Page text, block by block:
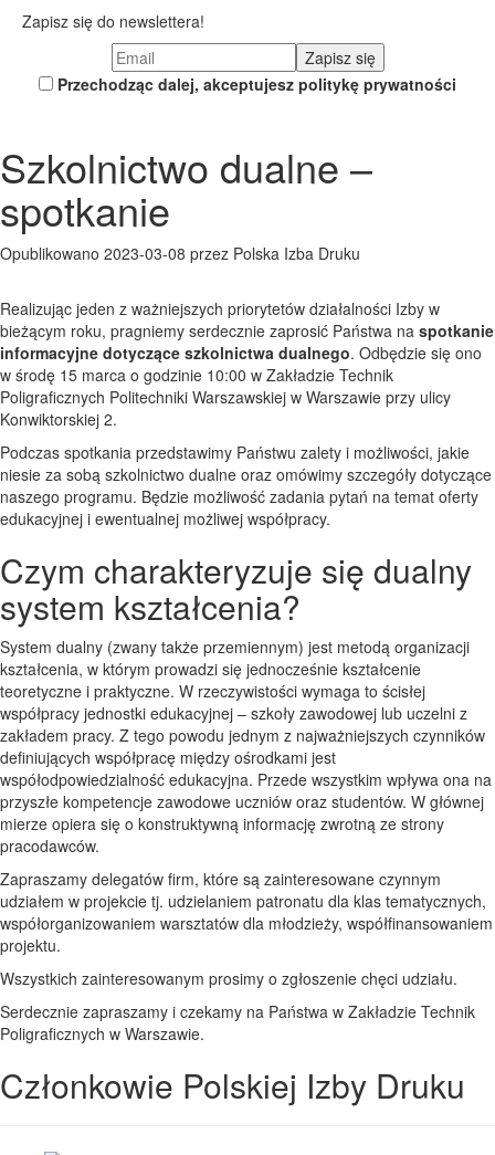
Zapisz się do newslettera!
Przechodząc dalej, akceptujesz politykę prywatności
Szkolnictwo dualne –
spotkanie
Opublikowano 2023-03-08 przez Polska Izba Druku
Realizując jeden z ważniejszych priorytetów działalności Izby w
bieżącym roku, pragniemy serdecznie zaprosić Państwa na spotkanie
informacyjne dotyczące szkolnictwa dualnego. Odbędzie się ono
w środę 15 marca o godzinie 10:00 w Zakładzie Technik
Poligraficznych Politechniki Warszawskiej w Warszawie przy ulicy
Konwiktorskiej 2.
Podczas spotkania przedstawimy Państwu zalety i możliwości, jakie
niesie za sobą szkolnictwo dualne oraz omówimy szczegóły dotyczące
naszego programu. Będzie możliwość zadania pytań na temat oferty
edukacyjnej i ewentualnej możliwej współpracy.
Czym charakteryzuje się dualny
system kształcenia?
System dualny (zwany także przemiennym) jest metodą organizacji
kształcenia, w którym prowadzi się jednocześnie kształcenie
teoretyczne i praktyczne. W rzeczywistości wymaga to ścisłej
współpracy jednostki edukacyjnej – szkoły zawodowej lub uczelni z
zakładem pracy. Z tego powodu jednym z najważniejszych czynników
definiujących współpracę między ośrodkami jest
współodpowiedzialność edukacyjna. Przede wszystkim wpływa ona na
przyszłe kompetencje zawodowe uczniów oraz studentów. W głównej
mierze opiera się o konstruktywną informację zwrotną ze strony
pracodawców.
Zapraszamy delegatów firm, które są zainteresowane czynnym
udziałem w projekcie tj. udzielaniem patronatu dla klas tematycznych,
współorganizowaniem warsztatów dla młodzieży, współfinansowaniem
projektu.
Wszystkich zainteresowanym prosimy o zgłoszenie chęci udziału.
Serdecznie zapraszamy i czekamy na Państwa w Zakładzie Technik
Poligraficznych w Warszawie.
Członkowie Polskiej Izby Druku